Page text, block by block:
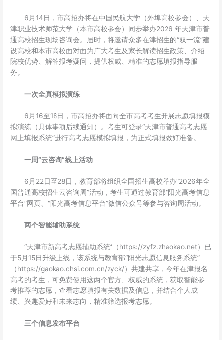
6月14日，市高招办将在中国民航大学（外埠高校参会）、天
津职业技术师范大学（本市高校参会）同步举办2026 年天津市普
通高校招生现场咨询会。届时，将邀请众多在津招生的“双一流”建
设高校和本市高校面对面为广大考生及家长解读招生政策、介绍
院校优势、解答报考疑问，提供权威、精准的志愿填报指导服
务。
一次全真模拟演练
6月16至18日，市高招办将面向全市高考考生开展志愿填报模
拟演练（具体事项后续通知）。考生可登录“天津市普通高考志愿
网上填报系统”进行高考志愿模拟填报，为正式填报做好准备。
一周“云咨询”线上活动
6月22日至28日，教育部将组织全国招生高校举办“2026年全
国普通高校招生云咨询周”活动，考生可通过教育部“阳光高考信息
平台”网页、“阳光高考信息平台”微信公众号等参与咨询周活动。
两个智能辅助系统
“天津市新高考志愿辅助系统”（https://zyfz.zhaokao.net）已
于5月15日升级上线，该系统与教育部“阳光志愿信息服务系统”
（https://gaokao.chsi.com.cn/zyck/）共建共享，今年在津报名
高考的考生，可免费使用这两个官方、权威的系统，获取智能参
考推荐的志愿，查看志愿填报有关数据及信息，并结合个人成
绩、兴趣爱好和未来志向，精准筛选报考志愿。
三个信息发布平台